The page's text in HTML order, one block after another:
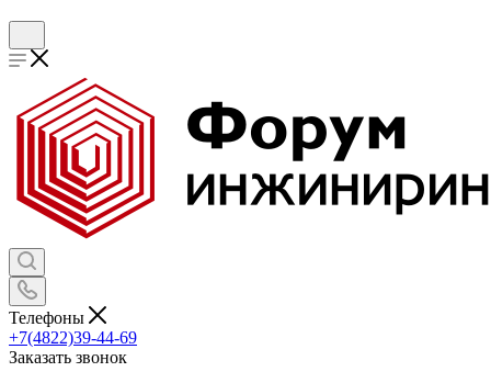
Телефоны
+7(4822)39-44-69
Заказать звонок